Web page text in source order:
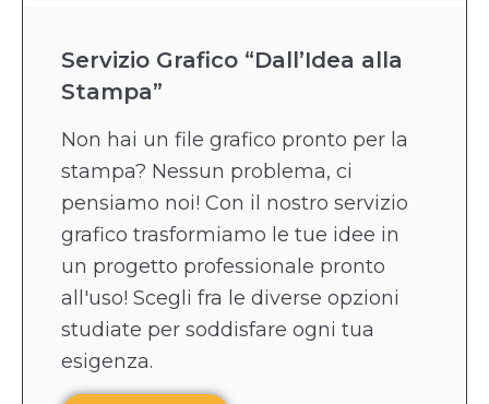
Servizio Grafico “Dall’Idea alla
Stampa”
Non hai un file grafico pronto per la
stampa? Nessun problema, ci
pensiamo noi! Con il nostro servizio
grafico trasformiamo le tue idee in
un progetto professionale pronto
all'uso! Scegli fra le diverse opzioni
studiate per soddisfare ogni tua
esigenza.